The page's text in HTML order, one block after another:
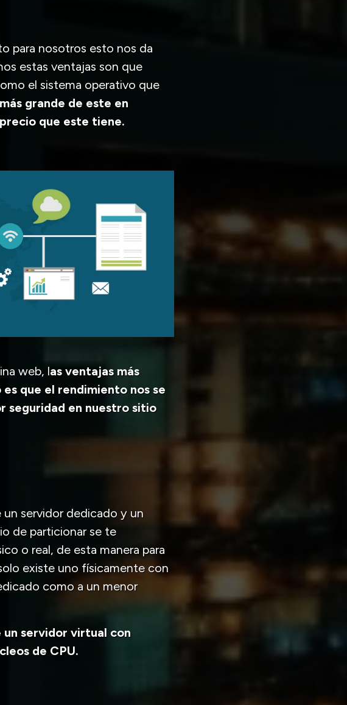
para nosotros esto nos da
estas ventajas son que
el sistema operativo que
grande de este en
que este tiene.
web, las ventajas más
que el rendimiento nos se
seguridad en nuestro sitio
servidor dedicado y un
de particionar se te
o real, de esta manera para
existe uno físicamente con
como a un menor
servidor virtual con
de CPU.